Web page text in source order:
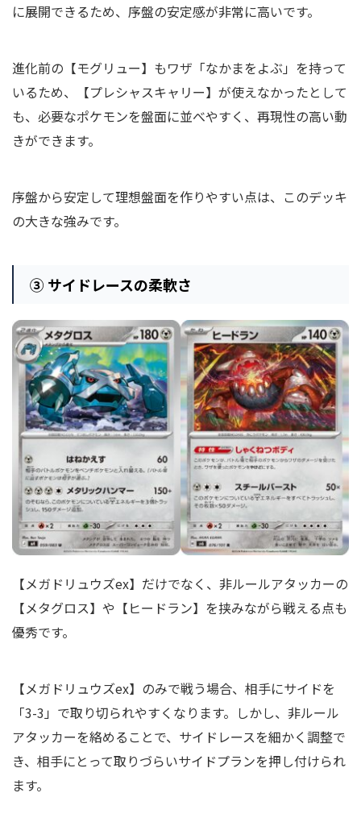
に展開できるため、序盤の安定感が非常に高いです。
進化前の【モグリュー】もワザ「なかまをよぶ」を持って
いるため、【プレシャスキャリー】が使えなかったとして
も、必要なポケモンを盤面に並べやすく、再現性の高い動
きができます。
序盤から安定して理想盤面を作りやすい点は、このデッキ
の大きな強みです。
③ サイドレースの柔軟さ
【メガドリュウズex】だけでなく、非ルールアタッカーの
【メタグロス】や【ヒードラン】を挟みながら戦える点も
優秀です。
【メガドリュウズex】のみで戦う場合、相手にサイドを
「3-3」で取り切られやすくなります。しかし、非ルール
アタッカーを絡めることで、サイドレースを細かく調整で
き、相手にとって取りづらいサイドプランを押し付けられ
ます。